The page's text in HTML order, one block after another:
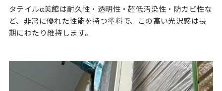
タテイルα美館は耐久性・透明性・超低汚染性・防カビ性な
ど、非常に優れた性能を持つ塗料で、この高い光沢感は長
期にわたり維持します。